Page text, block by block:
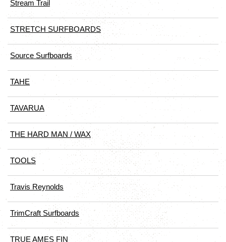
Stream Trail
STRETCH SURFBOARDS
Source Surfboards
TAHE
TAVARUA
THE HARD MAN / WAX
TOOLS
Travis Reynolds
TrimCraft Surfboards
TRUE AMES FIN